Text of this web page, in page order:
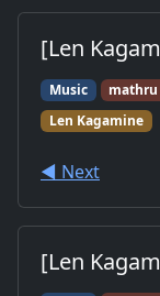
[Len
Music mathru
Len Kagamine
◀︎ Next
[Len